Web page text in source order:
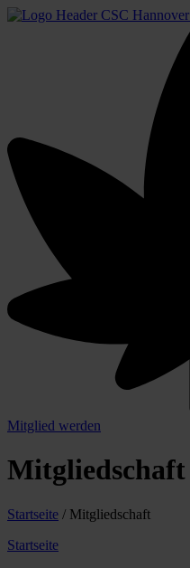
Mitglied werden
Mitgliedschaft
Startseite / Mitgliedschaft
Startseite